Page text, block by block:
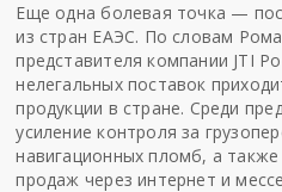
Еще одна болевая точка —
из стран ЕАЭС. По словам
представителя компании JTI
нелегальных поставок
продукции в стране. Среди
усиление контроля за
навигационных пломб, а
продаж через интернет и